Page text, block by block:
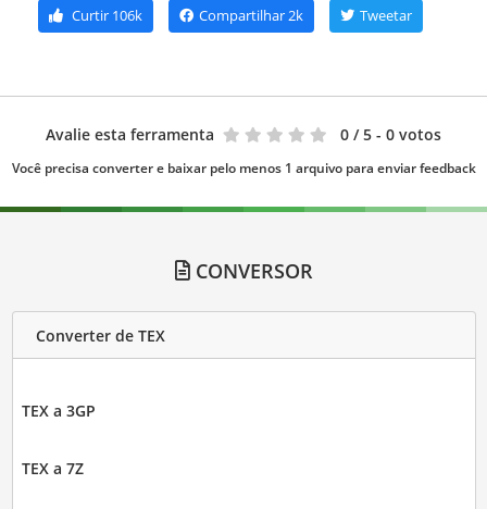
Curtir 106k Compartilhar2k Tweetar
Avalie esta ferramenta 0 / 5 - 0 votos
Você precisa converter e baixar pelo menos 1 arquivo para enviar feedback
CONVERSOR
Converter de TEX
TEX a 3GP
TEX a 7Z